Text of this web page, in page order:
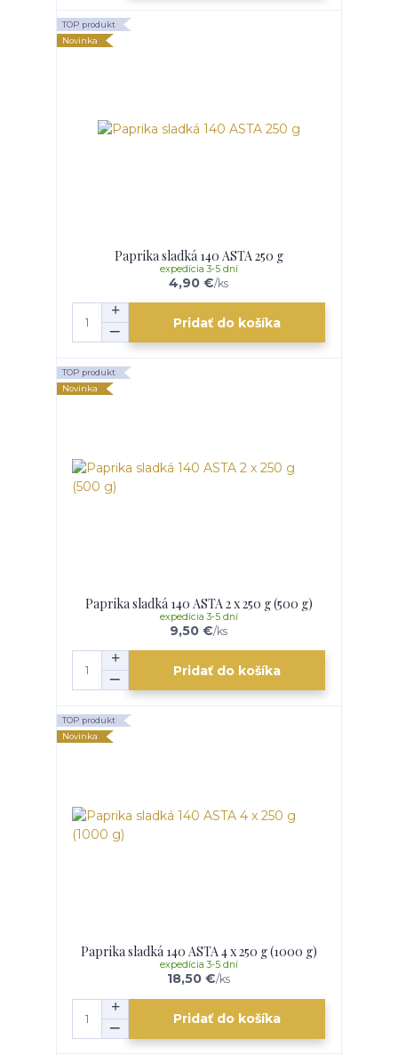
TOP produkt
Novinka
Paprika sladká 140 ASTA 250 g
4,90 €/ks
expedícia 3-5 dní
Pridať do košíka
TOP produkt
Novinka
Paprika sladká 140 ASTA 2 x 250 g (500 g)
9,50 €/ks
expedícia 3-5 dní
Pridať do košíka
TOP produkt
Novinka
Paprika sladká 140 ASTA 4 x 250 g (1000 g)
18,50 €/ks
expedícia 3-5 dní
Pridať do košíka